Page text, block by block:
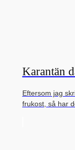
Karantän
Eftersom jag
frukost, så har